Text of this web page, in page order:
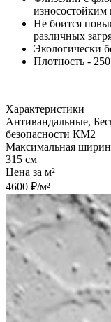
Не боится
различных
Экологически
Плотность - 250
Характеристики
Антивандальные,
безопасности КМ2
Максимальная
315 см
Цена за м²
4600 ₽/м²